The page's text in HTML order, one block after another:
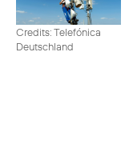
Credits: Telefónica
Deutschland